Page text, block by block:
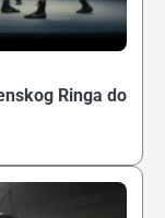
Ringa do